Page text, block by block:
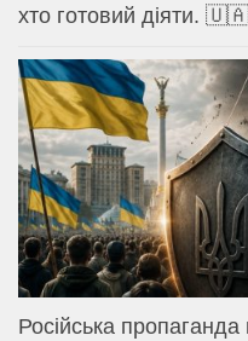
хто готовий діяти. 🇺🇦
Російська